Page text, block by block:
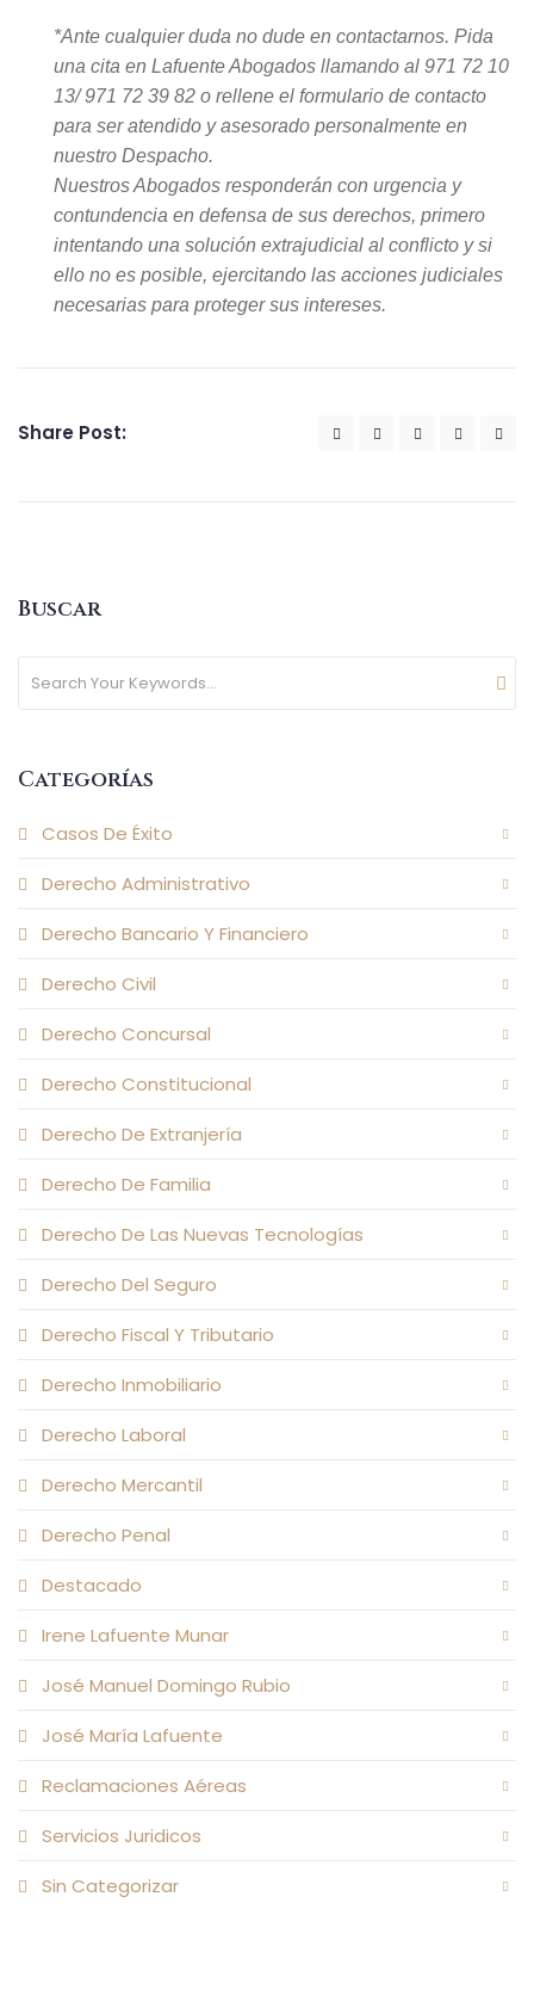
*Ante cualquier duda no dude en contactarnos. Pida
una cita en Lafuente Abogados llamando al 971 72 10
13/ 971 72 39 82 o rellene el formulario de contacto
para ser atendido y asesorado personalmente en
nuestro Despacho.
Nuestros Abogados responderán con urgencia y
contundencia en defensa de sus derechos, primero
intentando una solución extrajudicial al conflicto y si
ello no es posible, ejercitando las acciones judiciales
necesarias para proteger sus intereses.
Share Post:
Buscar
Categorías
Casos De Éxito
Derecho Administrativo
Derecho Bancario Y Financiero
Derecho Civil
Derecho Concursal
Derecho Constitucional
Derecho De Extranjería
Derecho De Familia
Derecho De Las Nuevas Tecnologías
Derecho Del Seguro
Derecho Fiscal Y Tributario
Derecho Inmobiliario
Derecho Laboral
Derecho Mercantil
Derecho Penal
Destacado
Irene Lafuente Munar
José Manuel Domingo Rubio
José María Lafuente
Reclamaciones Aéreas
Servicios Juridicos
Sin Categorizar